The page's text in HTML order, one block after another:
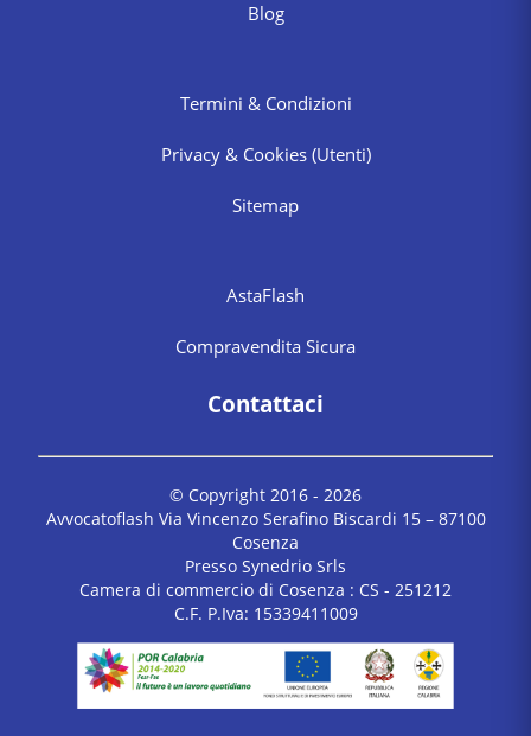
Blog
Termini & Condizioni
Privacy & Cookies (Utenti)
Sitemap
AstaFlash
Compravendita Sicura
Contattaci
© Copyright 2016 - 2026
Avvocatoflash Via Vincenzo Serafino Biscardi 15 – 87100
Cosenza
Presso Synedrio Srls
Camera di commercio di Cosenza : CS - 251212
C.F. P.Iva: 15339411009